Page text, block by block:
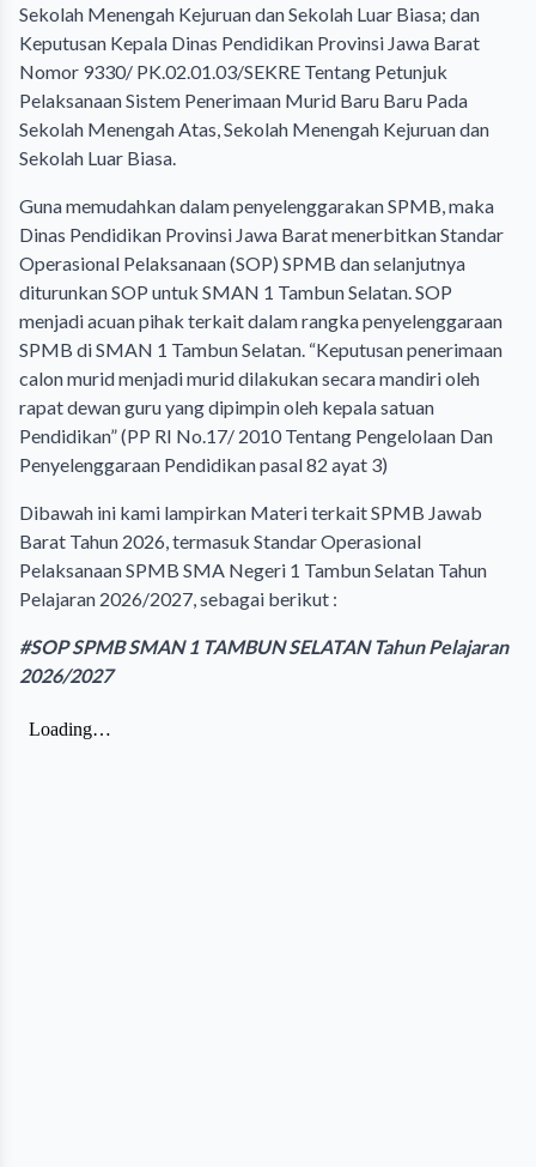
Sekolah Menengah Kejuruan dan Sekolah Luar Biasa; dan
Keputusan Kepala Dinas Pendidikan Provinsi Jawa Barat
Nomor 9330/ PK.02.01.03/SEKRE Tentang Petunjuk
Pelaksanaan Sistem Penerimaan Murid Baru Baru Pada
Sekolah Menengah Atas, Sekolah Menengah Kejuruan dan
Sekolah Luar Biasa.
Guna memudahkan dalam penyelenggarakan SPMB, maka
Dinas Pendidikan Provinsi Jawa Barat menerbitkan Standar
Operasional Pelaksanaan (SOP) SPMB dan selanjutnya
diturunkan SOP untuk SMAN 1 Tambun Selatan. SOP
menjadi acuan pihak terkait dalam rangka penyelenggaraan
SPMB di SMAN 1 Tambun Selatan. “Keputusan penerimaan
calon murid menjadi murid dilakukan secara mandiri oleh
rapat dewan guru yang dipimpin oleh kepala satuan
Pendidikan” (PP RI No.17/ 2010 Tentang Pengelolaan Dan
Penyelenggaraan Pendidikan pasal 82 ayat 3)
Dibawah ini kami lampirkan Materi terkait SPMB Jawab
Barat Tahun 2026, termasuk Standar Operasional
Pelaksanaan SPMB SMA Negeri 1 Tambun Selatan Tahun
Pelajaran 2026/2027, sebagai berikut :
#SOP SPMB SMAN 1 TAMBUN SELATAN Tahun Pelajaran
2026/2027